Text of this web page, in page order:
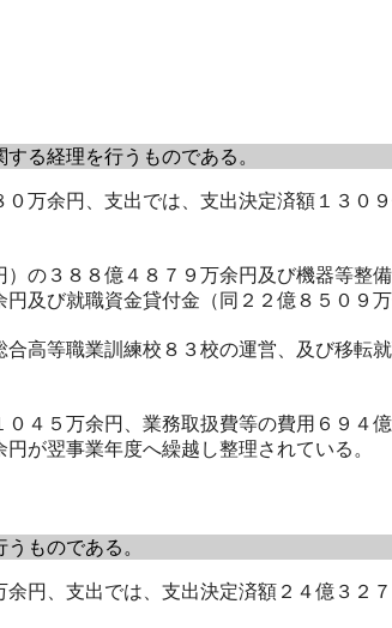
る経理を行うものである。
万余円、支出では、支出決定済額１３０
の３８８億４８７９万余円及び機器等整
及び就職資金貸付金（同２２億８５０９
高等職業訓練校８３校の運営、及び移転
４５万余円、業務取扱費等の費用６９４
が翌事業年度へ繰越し整理されている。
ものである。
円、支出では、支出決定済額２４億３２